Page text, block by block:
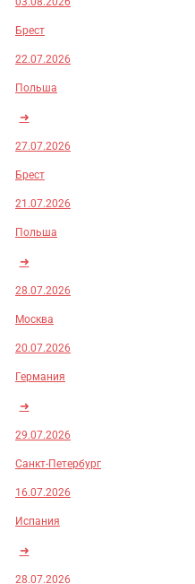
Брест
22.07.2026
Польша
➜
27.07.2026
Брест
21.07.2026
Польша
➜
28.07.2026
Москва
20.07.2026
Германия
➜
29.07.2026
Санкт-Петербург
16.07.2026
Испания
➜
28.07.2026